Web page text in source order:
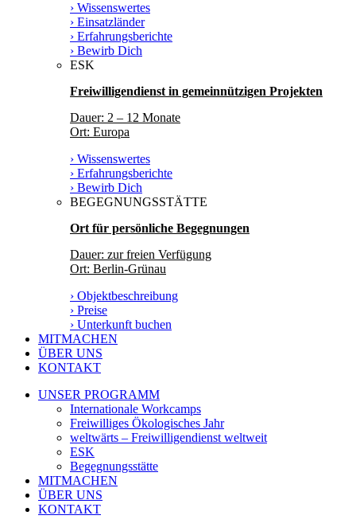
› Wissenswertes
› Einsatzländer
› Erfahrungsberichte
› Bewirb Dich
ESK
Freiwilligendienst in gemeinnützigen Projekten
Dauer: 2 – 12 Monate
Ort: Europa
› Wissenswertes
› Erfahrungsberichte
› Bewirb Dich
BEGEGNUNGSSTÄTTE
Ort für persönliche Begegnungen
Dauer: zur freien Verfügung
Ort: Berlin-Grünau
› Objektbeschreibung
› Preise
› Unterkunft buchen
MITMACHEN
ÜBER UNS
KONTAKT
UNSER PROGRAMM
Internationale Workcamps
Freiwilliges Ökologisches Jahr
weltwärts – Freiwilligendienst weltweit
ESK
Begegnungsstätte
MITMACHEN
ÜBER UNS
KONTAKT